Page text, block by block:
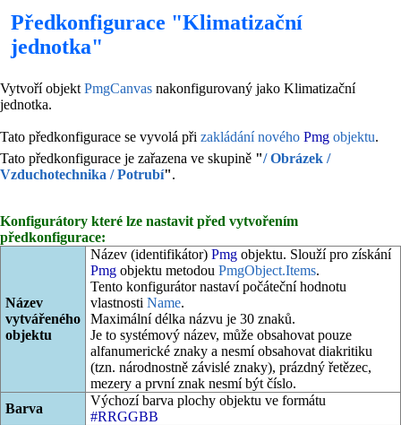
Předkonfigurace "Klimatizační
jednotka"
Vytvoří objekt PmgCanvas nakonfigurovaný jako Klimatizační
jednotka.
Tato předkonfigurace se vyvolá při zakládání nového Pmg objektu.
Tato předkonfigurace je zařazena ve skupině "/ Obrázek /
Vzduchotechnika / Potrubí".
Konfigurátory které lze nastavit před vytvořením
předkonfigurace:
Název
vytvářeného
objektu
Název (identifikátor) Pmgobjektu. Slouží pro získání
Pmgobjektu metodou PmgObject.Items.
Tento konfigurátor nastaví počáteční hodnotu
vlastnosti Name.
Maximální délka názvu je 30 znaků.
Je to systémový název, může obsahovat pouze
alfanumerické znaky a nesmí obsahovat diakritiku
(tzn. národnostně závislé znaky), prázdný řetězec,
mezery a první znak nesmí být číslo.
Barva
Výchozí barva plochy objektu ve formátu
#RRGGBB